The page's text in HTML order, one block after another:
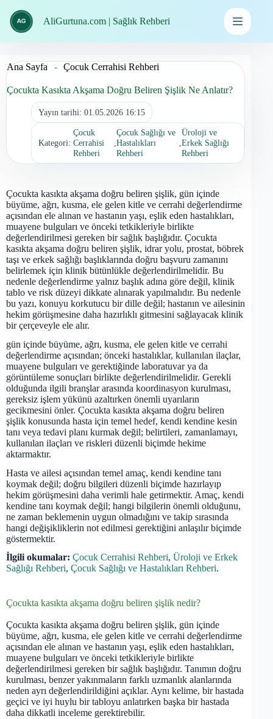
geç
AliGurtuna.com | Sağlık Rehberi
Ana Sayfa - Çocuk Cerrahisi Rehberi
Çocukta Kasıkta Akşama Doğru Beliren Şişlik Ne Anlatır?
Yayın tarihi: 01.05.2026 16:15
Kategori:
Çocuk
Cerrahisi
Rehberi
,
Çocuk Sağlığı ve
Hastalıkları
Rehberi
,
Üroloji ve
Erkek Sağlığı
Rehberi
Çocukta kasıkta akşama doğru beliren şişlik, gün içinde
büyüme, ağrı, kusma, ele gelen kitle ve cerrahi değerlendirme
açısından ele alınan ve hastanın yaşı, eşlik eden hastalıkları,
muayene bulguları ve önceki tetkikleriyle birlikte
değerlendirilmesi gereken bir sağlık başlığıdır. Çocukta
kasıkta akşama doğru beliren şişlik, idrar yolu, prostat, böbrek
taşı ve erkek sağlığı başlıklarında doğru başvuru zamanını
belirlemek için klinik bütünlükle değerlendirilmelidir. Bu
nedenle değerlendirme yalnız başlık adına göre değil, klinik
tablo ve risk düzeyi dikkate alınarak yapılmalıdır. Bu nedenle
bu yazı, konuyu korkutucu bir dille değil; hastanın ve ailesinin
hekim görüşmesine daha hazırlıklı gitmesini sağlayacak klinik
bir çerçeveyle ele alır.
gün içinde büyüme, ağrı, kusma, ele gelen kitle ve cerrahi
değerlendirme açısından; önceki hastalıklar, kullanılan ilaçlar,
muayene bulguları ve gerektiğinde laboratuvar ya da
görüntüleme sonuçları birlikte değerlendirilmelidir. Gerekli
olduğunda ilgili branşlar arasında koordinasyon kurulması,
gereksiz işlem yükünü azaltırken önemli uyarıların
gecikmesini önler. Çocukta kasıkta akşama doğru beliren
şişlik konusunda hasta için temel hedef, kendi kendine kesin
tanı veya tedavi planı kurmak değil; belirtileri, zamanlamayı,
kullanılan ilaçları ve riskleri düzenli biçimde hekime
aktarmaktır.
Hasta ve ailesi açısından temel amaç, kendi kendine tanı
koymak değil; doğru bilgileri düzenli biçimde hazırlayıp
hekim görüşmesini daha verimli hale getirmektir. Amaç, kendi
kendine tanı koymak değil; hangi bilgilerin önemli olduğunu,
ne zaman beklemenin uygun olmadığını ve takip sırasında
hangi değişikliklerin not edilmesi gerektiğini anlaşılır biçimde
göstermektir.
İlgili okumalar: Çocuk Cerrahisi Rehberi, Üroloji ve Erkek
Sağlığı Rehberi, Çocuk Sağlığı ve Hastalıkları Rehberi.
Çocukta kasıkta akşama doğru beliren şişlik nedir?
Çocukta kasıkta akşama doğru beliren şişlik, gün içinde
büyüme, ağrı, kusma, ele gelen kitle ve cerrahi değerlendirme
açısından ele alınan ve hastanın yaşı, eşlik eden hastalıkları,
muayene bulguları ve önceki tetkikleriyle birlikte
değerlendirilmesi gereken bir sağlık başlığıdır. Tanımın doğru
kurulması, benzer yakınmaların farklı uzmanlık alanlarında
neden ayrı değerlendirildiğini açıklar. Aynı kelime, bir hastada
geçici ve iyi huylu bir tabloyu anlatırken başka bir hastada
daha dikkatli inceleme gerektirebilir.